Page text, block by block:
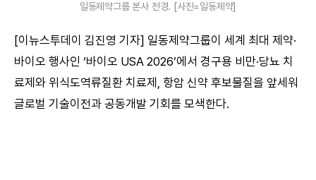
일동제약그룹 본사 전경. [사진=일동제약]
[이뉴스투데이 김진영 기자] 일동제약그룹이 세계 최대 제약·
바이오 행사인 ‘바이오 USA 2026’에서 경구용 비만·당뇨 치
료제와 위식도역류질환 치료제, 항암 신약 후보물질을 앞세워
글로벌 기술이전과 공동개발 기회를 모색한다.